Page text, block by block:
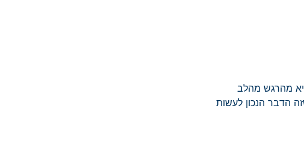
מהרגש מהלב
הדבר הנכון לעשות